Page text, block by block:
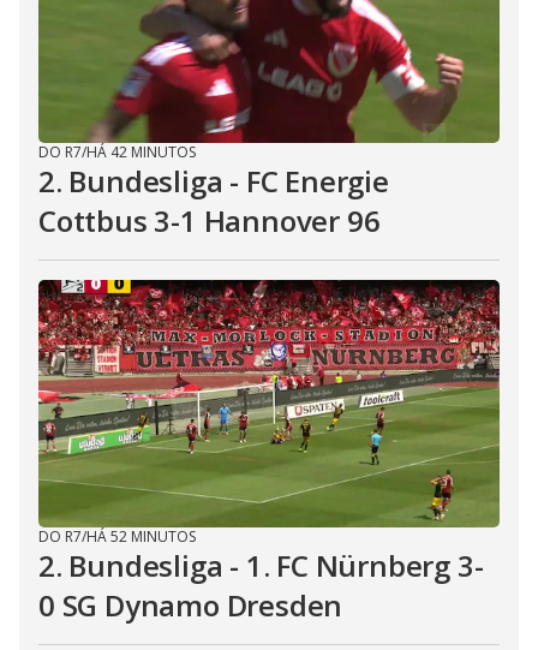
DO R7/HÁ 42 MINUTOS
2. Bundesliga - FC Energie
Cottbus 3-1 Hannover 96
DO R7/HÁ 52 MINUTOS
2. Bundesliga - 1. FC Nürnberg 3-
0 SG Dynamo Dresden